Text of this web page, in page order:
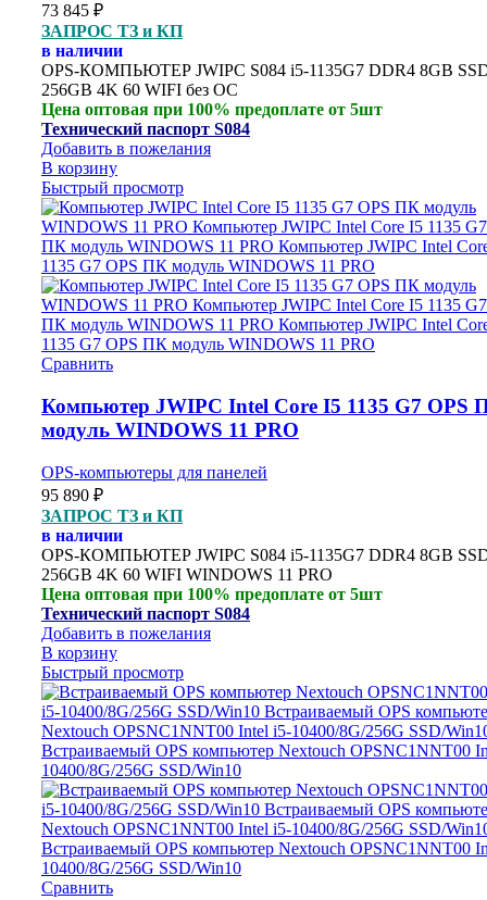
73 845 ₽
ЗАПРОС ТЗ и КП
в наличии
OPS-КОМПЬЮТЕР JWIPC S084 i5-1135G7 DDR4 8GB
256GB 4K 60 WIFI без ОС
Цена оптовая при 100% предоплате от 5шт
Технический паспорт S084
Добавить в пожелания
В корзину
Быстрый просмотр
Сравнить
Компьютер JWIPC Intel Core I5 1135 G7 OPS
модуль WINDOWS 11 PRO
OPS-компьютеры для панелей
95 890 ₽
ЗАПРОС ТЗ и КП
в наличии
OPS-КОМПЬЮТЕР JWIPC S084 i5-1135G7 DDR4 8GB
256GB 4K 60 WIFI WINDOWS 11 PRO
Цена оптовая при 100% предоплате от 5шт
Технический паспорт S084
Добавить в пожелания
В корзину
Быстрый просмотр
Сравнить